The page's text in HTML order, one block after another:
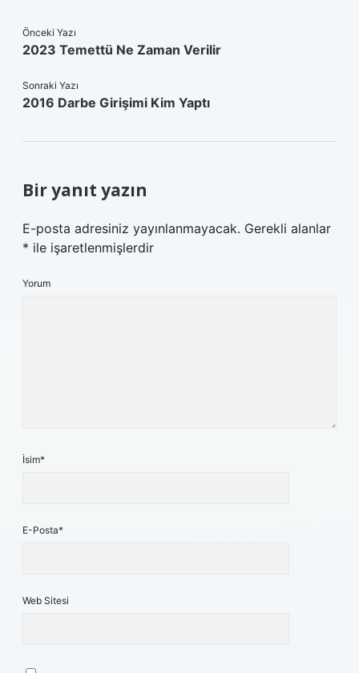
Önceki Yazı
2023 Temettü Ne Zaman Verilir
Sonraki Yazı
2016 Darbe Girişimi Kim Yaptı
Bir yanıt yazın
E-posta adresiniz yayınlanmayacak. Gerekli alanlar
* ile işaretlenmişlerdir
Yorum
İsim*
E-Posta*
Web Sitesi